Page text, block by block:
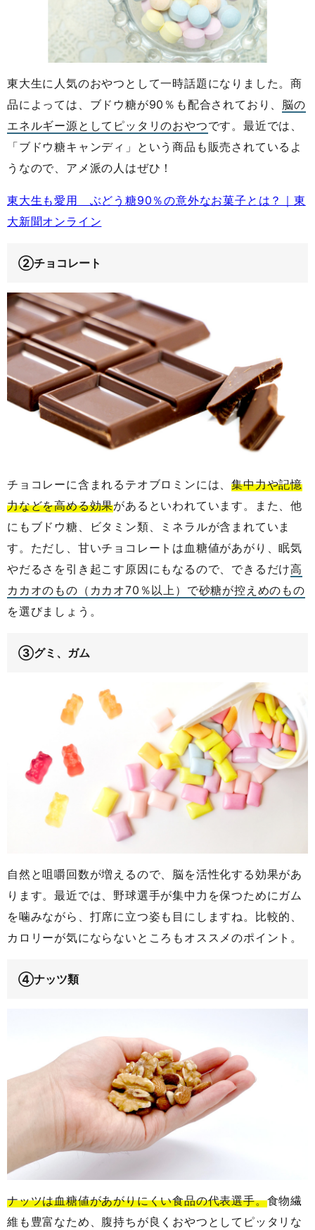
東大生に人気のおやつとして一時話題になりました。商
品によっては、ブドウ糖が90％も配合されており、 脳の
エネルギー源としてピッタリのおやつです。最近では、
「ブドウ糖キャンディ」という商品も販売されているよ
うなので、アメ派の人はぜひ！
東大生も愛用 ぶどう糖90％の意外なお菓子とは？｜東
大新聞オンライン
②チョコレート
チョコレーに含まれるテオブロミンには、集中力や記憶
力などを高める効果があるといわれています。また、他
にもブドウ糖、ビタミン類、ミネラルが含まれていま
す。ただし、甘いチョコレートは血糖値があがり、眠気
やだるさを引き起こす原因にもなるので、できるだけ高
カカオのもの（カカオ70％以上）で砂糖が控えめのもの
を選びましょう。
③グミ、ガム
自然と咀嚼回数が増えるので、脳を活性化する効果があ
ります。最近では、野球選手が集中力を保つためにガム
を噛みながら、打席に立つ姿も目にしますね。比較的、
カロリーが気にならないところもオススメのポイント。
④ナッツ類
ナッツは血糖値があがりにくい食品の代表選手。食物繊
維も豊富なため、腹持ちが良くおやつとしてピッタリな